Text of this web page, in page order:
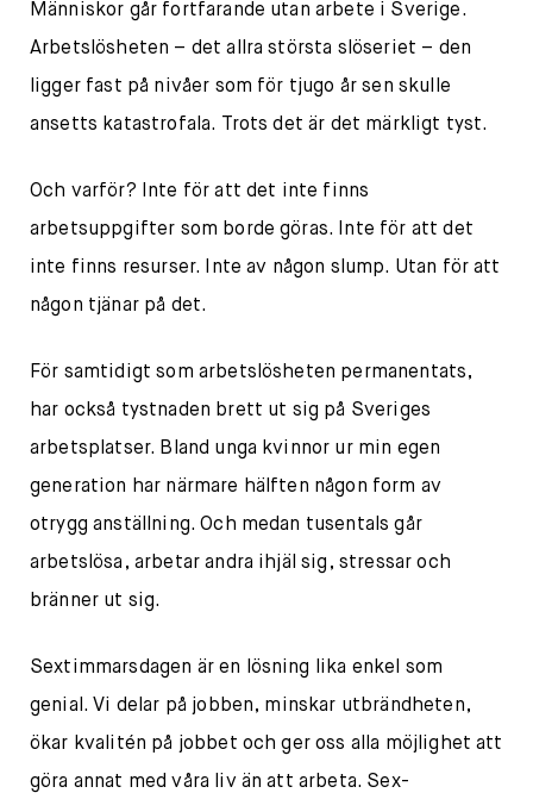
Människor går fortfarande utan arbete i Sverige.
Arbetslösheten – det allra största slöseriet – den
ligger fast på nivåer som för tjugo år sen skulle
ansetts katastrofala. Trots det är det märkligt tyst.
Och varför? Inte för att det inte finns
arbetsuppgifter som borde göras. Inte för att det
inte finns resurser. Inte av någon slump. Utan för att
någon tjänar på det.
För samtidigt som arbetslösheten permanentats,
har också tystnaden brett ut sig på Sveriges
arbetsplatser. Bland unga kvinnor ur min egen
generation har närmare hälften någon form av
otrygg anställning. Och medan tusentals går
arbetslösa, arbetar andra ihjäl sig, stressar och
bränner ut sig.
Sextimmarsdagen är en lösning lika enkel som
genial. Vi delar på jobben, minskar utbrändheten,
ökar kvalitén på jobbet och ger oss alla möjlighet att
göra annat med våra liv än att arbeta. Sex-